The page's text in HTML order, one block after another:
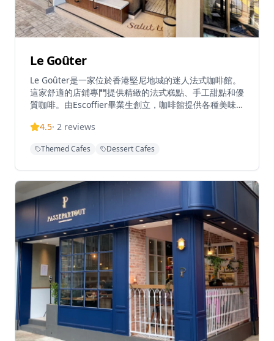
Le Goûter
Le Goûter是一家位於香港堅尼地城的迷人法式咖啡館。
這家舒適的店鋪專門提供精緻的法式糕點、手工甜點和優
質咖啡。由Escoffier畢業生創立，咖啡館提供各種美味
作。憑藉其溫馨的氛圍和對細節的關注，Le Goûter為甜
三至週日上午11點至晚上7點，這顆隱藏的寶石為堅尼地
4.5· 2 reviews
Themed Cafes Dessert Cafes